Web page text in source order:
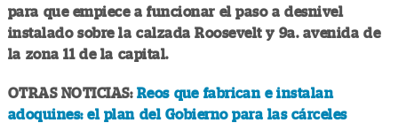
para que empiece a funcionar el paso a desnivel
instalado sobre la calzada Roosevelt y 9a. avenida de
la zona 11 de la capital.
OTRAS NOTICIAS: Reos que fabrican e instalan
adoquines: el plan del Gobierno para las cárceles